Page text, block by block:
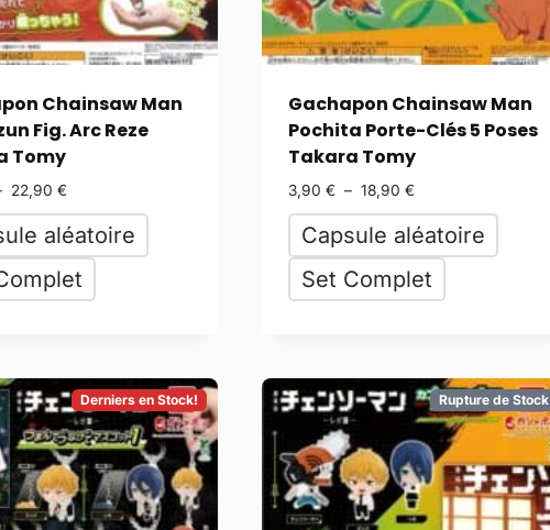
Chainsaw Man
Fig. Arc Reze
Tomy
22,90 €
aléatoire
Gachapon Chainsaw Man
Pochita Porte-Clés 5 Poses
Takara Tomy
3,90 € – 18,90 €
Capsule aléatoire
Set Complet
Derniers en Stock! Rupture de Stock